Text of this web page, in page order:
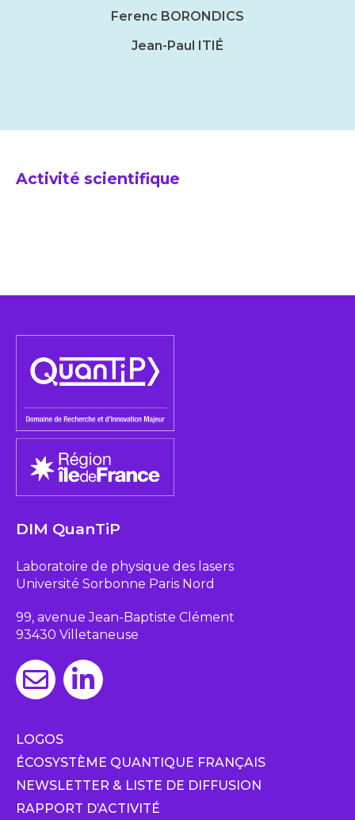
Ferenc BORONDICS
Jean-Paul ITIÉ
Activité scientifique
DIM QuanTiP
Laboratoire de physique des lasers
Université Sorbonne Paris Nord
99, avenue Jean-Baptiste Clément
93430 Villetaneuse
LOGOS
ÉCOSYSTÈME QUANTIQUE FRANÇAIS
NEWSLETTER & LISTE DE DIFFUSION
RAPPORT D’ACTIVITÉ